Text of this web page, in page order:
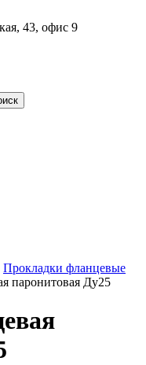
43, офис 9
Прокладки фланцевые
паронитовая Ду25